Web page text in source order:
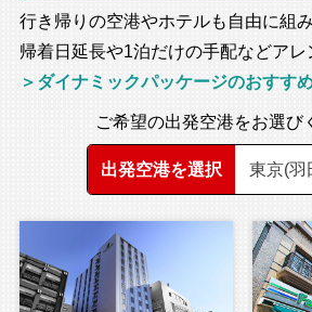
行き帰りの空港やホテルも自由に組
帰着日延長や1泊だけの手配などアレ
＞ダイナミックパッケージのおすす
ご希望の出発空港をお選び
出発空港を選択